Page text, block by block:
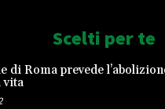
Scelti per te
di Roma prevede
vita